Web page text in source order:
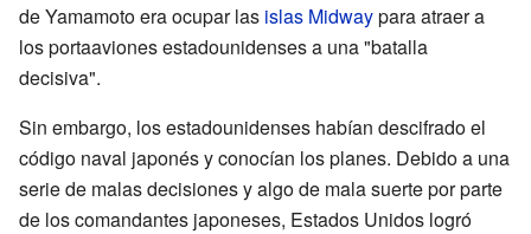
de Yamamoto era ocupar las islas Midwaypara atraer a
los portaaviones estadounidenses a una "batalla
decisiva".
Sin embargo, los estadounidenses habían descifrado el
código naval japonés y conocían los planes. Debido a una
serie de malas decisiones y algo de mala suerte por parte
de los comandantes japoneses, Estados Unidos logró